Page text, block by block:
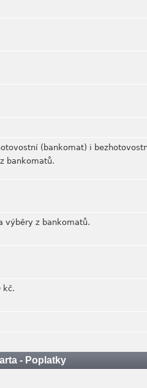
(bankomat) i
bankomatů.
výběry z bankomatů.
kč.
- Poplatky